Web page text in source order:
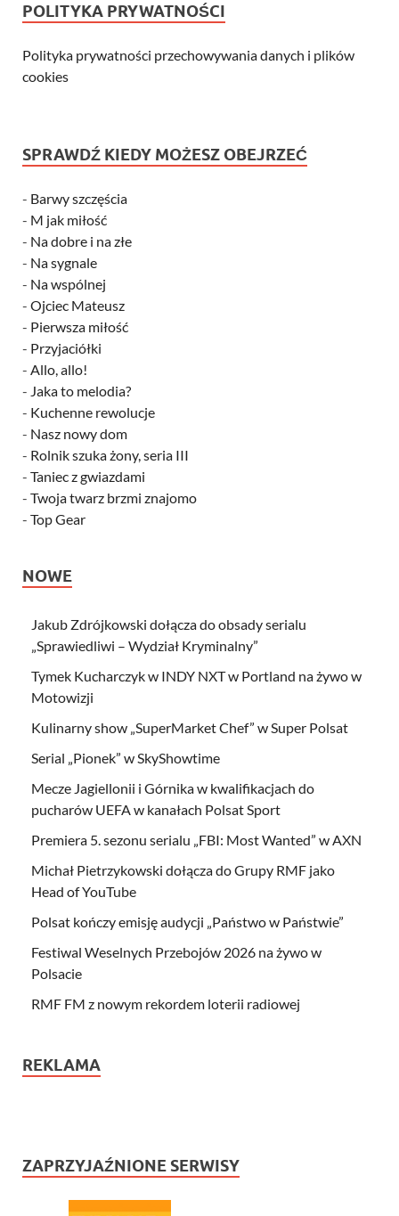
POLITYKA PRYWATNOŚCI
Polityka prywatności przechowywania danych i plików
cookies
SPRAWDŹ KIEDY MOŻESZ OBEJRZEĆ
- Barwy szczęścia
- M jak miłość
- Na dobre i na złe
- Na sygnale
- Na wspólnej
- Ojciec Mateusz
- Pierwsza miłość
- Przyjaciółki
- Allo, allo!
- Jaka to melodia?
- Kuchenne rewolucje
- Nasz nowy dom
- Rolnik szuka żony, seria III
- Taniec z gwiazdami
- Twoja twarz brzmi znajomo
- Top Gear
NOWE
Jakub Zdrójkowski dołącza do obsady serialu
„Sprawiedliwi – Wydział Kryminalny”
Tymek Kucharczyk w INDY NXT w Portland na żywo w
Motowizji
Kulinarny show „SuperMarket Chef” w Super Polsat
Serial „Pionek” w SkyShowtime
Mecze Jagiellonii i Górnika w kwalifikacjach do
pucharów UEFA w kanałach Polsat Sport
Premiera 5. sezonu serialu „FBI: Most Wanted” w AXN
Michał Pietrzykowski dołącza do Grupy RMF jako
Head of YouTube
Polsat kończy emisję audycji „Państwo w Państwie”
Festiwal Weselnych Przebojów 2026 na żywo w
Polsacie
RMF FM z nowym rekordem loterii radiowej
REKLAMA
ZAPRZYJAŹNIONE SERWISY